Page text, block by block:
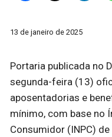
13 de janeiro de 2025
Portaria publicada no
segunda-feira (13)
aposentadorias e
mínimo, com base no
Consumidor (INPC)